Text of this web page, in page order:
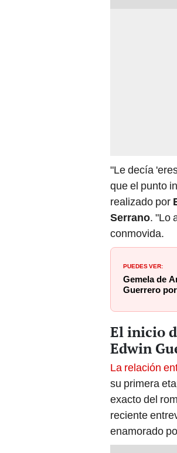
que el punto
realizado por
Serrano. "Lo
conmovida.
PUEDES VER:
Gemela de
Guerrero
El inicio
Edwin
La relación
su primera
exacto del
reciente
enamorado